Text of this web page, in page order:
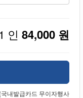
1 인 84,000 원
내발급카드 무이자행사